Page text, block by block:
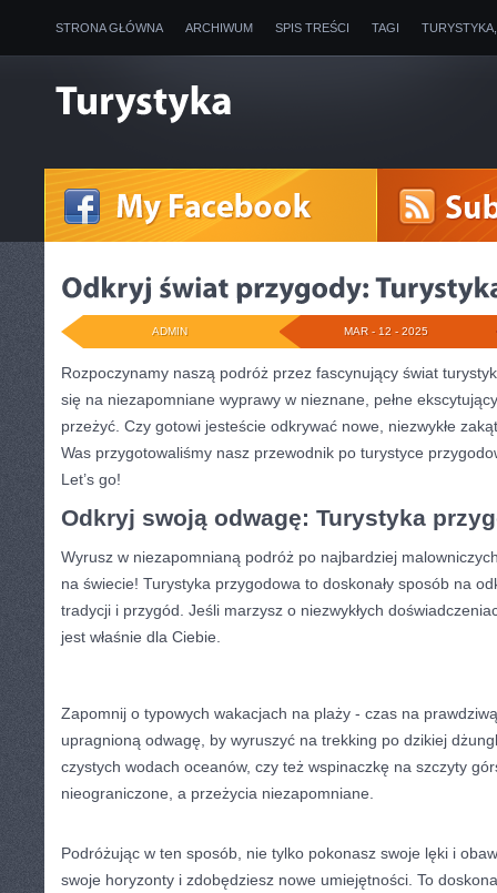
STRONA GŁÓWNA ARCHIWUM SPIS TREŚCI TAGI
MAR - 12 - 2025
ADMIN
Rozpoczynamy ⁣naszą podróż przez fascynujący⁤ świat⁢
się na niezapomniane wyprawy w‌ nieznane, pełne
przeżyć. Czy⁤ gotowi jesteście odkrywać nowe, ⁤niezwykłe
Was przygotowaliśmy‌ nasz przewodnik po ​turystyce
Let’s go!
Odkryj swoją odwagę: Turystyka
Wyrusz ‌w niezapomnianą podróż po najbardziej
‍na ⁢świecie! Turystyka przygodowa ​to ⁢doskonały sposób ⁤na
tradycji i przygód. Jeśli marzysz‌ o niezwykłych
jest właśnie⁤ dla Ciebie.
Zapomnij⁣ o typowych‍ wakacjach na plaży ​- czas ⁢na​
upragnioną odwagę, by wyruszyć na trekking po dzikiej
czystych wodach oceanów, czy⁢ też wspinaczkę na szczyty
nieograniczone, a przeżycia niezapomniane.
Podróżując⁢ w ten sposób, nie tylko pokonasz swoje lęki i
swoje horyzonty ‌i zdobędziesz nowe umiejętności. To